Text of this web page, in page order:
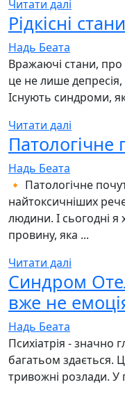
Читати далі
Рідкісні
Надь Беата
Вражаючі стани, про
це не лише
Існують синдроми,
Читати далі
Патологічне
Надь Беата
🔸 Патологічне
найтоксичніших
людини. І сьогодні
провину, яка ...
Читати далі
Синдром
вже не
Надь Беата
Психіатрія - значно
багатьом здається.
тривожні розлади. У